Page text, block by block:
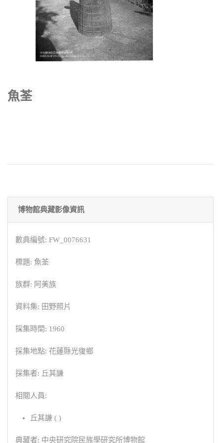
魚荃
博物館典藏影像資訊
數典編號: FW_0076631
標題: 魚荃
族群: 阿美族
資料集: 田野照片
採集時間: 1960
採集地點: 花蓮縣光復鄉
採集者: 丘其謙
相關人員:
丘其謙 ( )
典藏者: 中央研究院民族學研究所博物館